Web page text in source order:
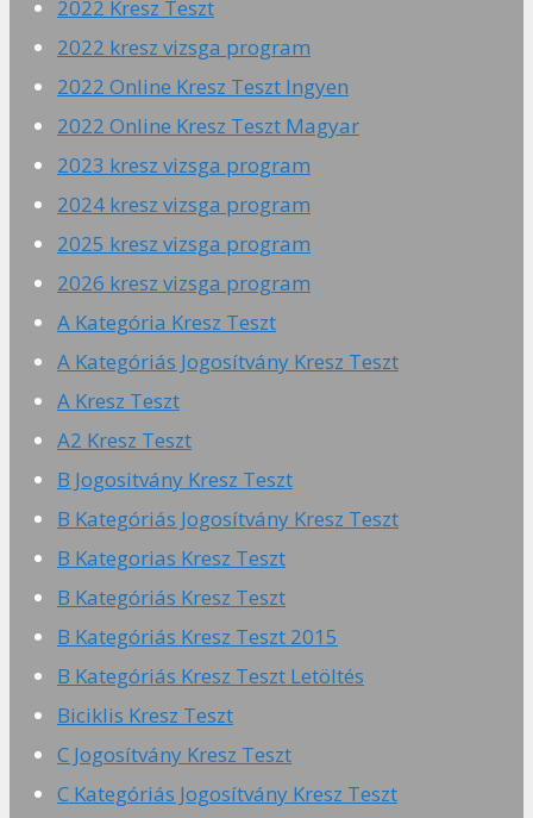
2022 Kresz Teszt
2022 kresz vizsga program
2022 Online Kresz Teszt Ingyen
2022 Online Kresz Teszt Magyar
2023 kresz vizsga program
2024 kresz vizsga program
2025 kresz vizsga program
2026 kresz vizsga program
A Kategória Kresz Teszt
A Kategóriás Jogosítvány Kresz Teszt
A Kresz Teszt
A2 Kresz Teszt
B Jogositvány Kresz Teszt
B Kategóriás Jogosítvány Kresz Teszt
B Kategorias Kresz Teszt
B Kategóriás Kresz Teszt
B Kategóriás Kresz Teszt 2015
B Kategóriás Kresz Teszt Letöltés
Biciklis Kresz Teszt
C Jogosítvány Kresz Teszt
C Kategóriás Jogosítvány Kresz Teszt